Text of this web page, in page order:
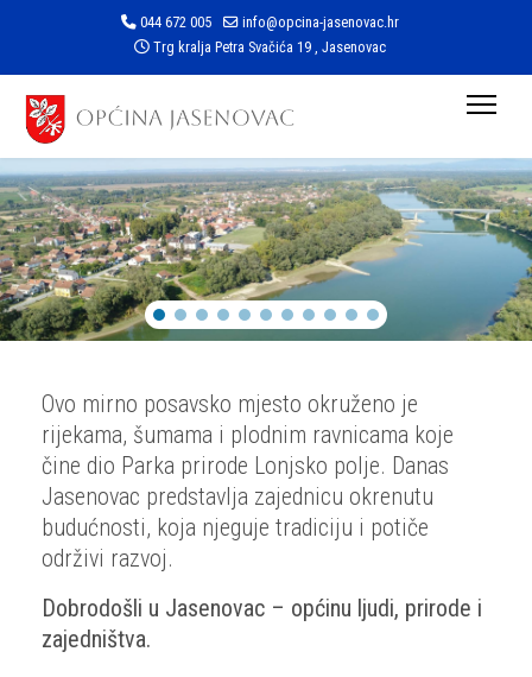
044 672 005
info@opcina-jasenovac.hr
Trg kralja Petra Svačića 19 , Jasenovac
Ovo mirno posavsko mjesto okruženo je
rijekama, šumama i plodnim ravnicama koje
čine dio Parka prirode Lonjsko polje. Danas
Jasenovac predstavlja zajednicu okrenutu
budućnosti, koja njeguje tradiciju i potiče
održivi razvoj.
Dobrodošli u Jasenovac – općinu ljudi, prirode i
zajedništva.